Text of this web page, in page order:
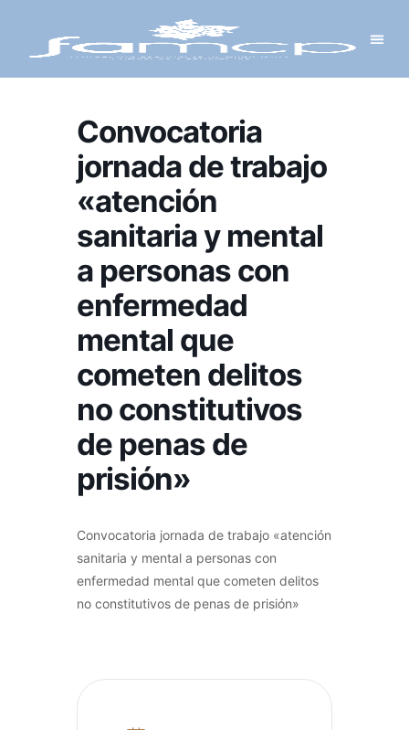
Convocatoria
jornada de trabajo
«atención
sanitaria y mental
a personas con
enfermedad
mental que
cometen delitos
no constitutivos
de penas de
prisión»
Convocatoria jornada de trabajo «atención
sanitaria y mental a personas con
enfermedad mental que cometen delitos
no constitutivos de penas de prisión»